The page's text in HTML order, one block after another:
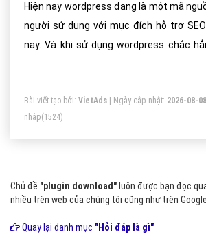
Hiện nay wordpress đang là một mã
người sử dụng với mục đích hỗ trợ
nay. Và khi sử dụng wordpress chắc
Bài viết tạo bởi: VietAds | Ngày cập nhật: 2026-08-
nhập(1524)
Chủ đề "plugin download" luôn được bạn đọc
nhiều trên web của chúng tôi cũng như trên Google.
Quay lại danh mục "Hỏi đáp là gì"